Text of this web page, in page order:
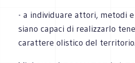
- a individuare attori, metodi
siano capaci di realizzarlo
carattere olistico del territorio.